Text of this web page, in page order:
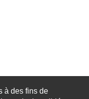
à des fins de